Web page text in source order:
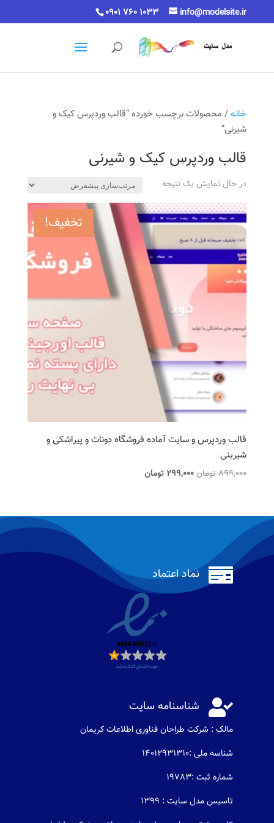
0901 760 1033 info@modelsite.ir
خانه/ محصولات برچسب خورده “قالب وردپرس کیک و
شیرنی”
قالب وردپرس کیک و شیرنی
در حال نمایش یک نتیجه
تخفیف!
قالب وردپرس و سایت آماده فروشگاه دونات و پیراشکی و
شیرینی
899,000تومانقیمت
بود.
299,000 تومانقیمت
است.
 نماد اعتماد
 شناسنامه سایت
مالک : شرکت طراحان فناوری اطلاعات كريمان
شناسه ملی :14012931310
شماره ثبت :19783
تاسیس مدل سایت : 1399